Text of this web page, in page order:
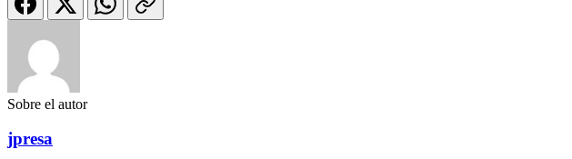
Sobre el autor
jpresa